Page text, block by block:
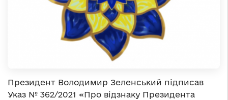
Президент Володимир Зеленський підписав
Указ № 362/2021 «Про відзнаку Президента